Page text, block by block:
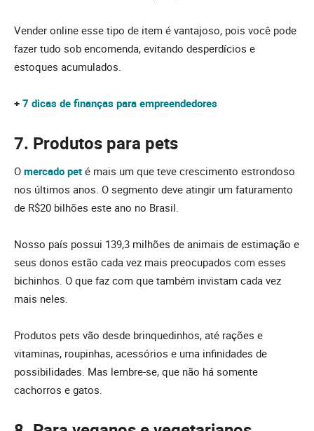
Vender online esse tipo de item é vantajoso, pois você pode
fazer tudo sob encomenda, evitando desperdícios e
estoques acumulados.
+ 7 dicas de finanças para empreendedores
7. Produtos para pets
O mercado pet é mais um que teve crescimento estrondoso
nos últimos anos. O segmento deve atingir um faturamento
de R$20 bilhões este ano no Brasil.
Nosso país possui 139,3 milhões de animais de estimação e
seus donos estão cada vez mais preocupados com esses
bichinhos. O que faz com que também invistam cada vez
mais neles.
Produtos pets vão desde brinquedinhos, até rações e
vitaminas, roupinhas, acessórios e uma infinidades de
possibilidades. Mas lembre-se, que não há somente
cachorros e gatos.